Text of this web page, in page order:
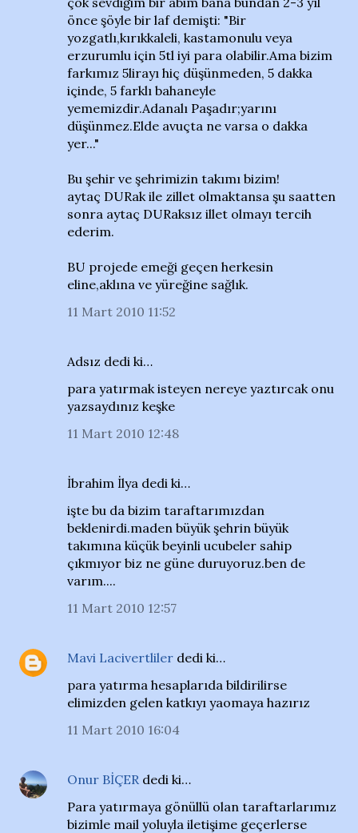
önce şöyle bir laf demişti: "Bir
yozgatlı,kırıkkaleli, kastamonulu veya
erzurumlu için 5tl iyi para olabilir.Ama bizim
farkımız 5lirayı hiç düşünmeden, 5 dakka
içinde, 5 farklı bahaneyle
yememizdir.Adanalı Paşadır;yarını
düşünmez.Elde avuçta ne varsa o dakka
yer..."
Bu şehir ve şehrimizin takımı bizim!
aytaç DURak ile zillet olmaktansa şu saatten
sonra aytaç DURaksız illet olmayı tercih
ederim.
BU projede emeği geçen herkesin
eline,aklına ve yüreğine sağlık.
11 Mart 2010 11:52
Adsız dedi ki…
para yatırmak isteyen nereye yaztırcak onu
yazsaydınız keşke
11 Mart 2010 12:48
İbrahim İlya dedi ki…
işte bu da bizim taraftarımızdan
beklenirdi.maden büyük şehrin büyük
takımına küçük beyinli ucubeler sahip
çıkmıyor biz ne güne duruyoruz.ben de
varım....
11 Mart 2010 12:57
Mavi Lacivertliler dedi ki…
para yatırma hesaplarıda bildirilirse
elimizden gelen katkıyı yaomaya hazırız
11 Mart 2010 16:04
Onur BİÇER dedi ki…
Para yatırmaya gönüllü olan taraftarlarımız
bizimle mail yoluyla iletişime geçerlerse